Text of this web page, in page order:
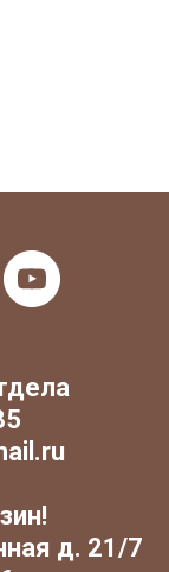
д. 21/7